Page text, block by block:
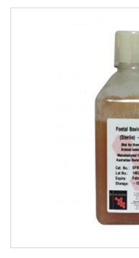
大提高。适应作物：各种粮、
量：冲施、滴灌、撒施、机播
勿与根系直接接触。◆存放在
存放可能产生板结现象，不影